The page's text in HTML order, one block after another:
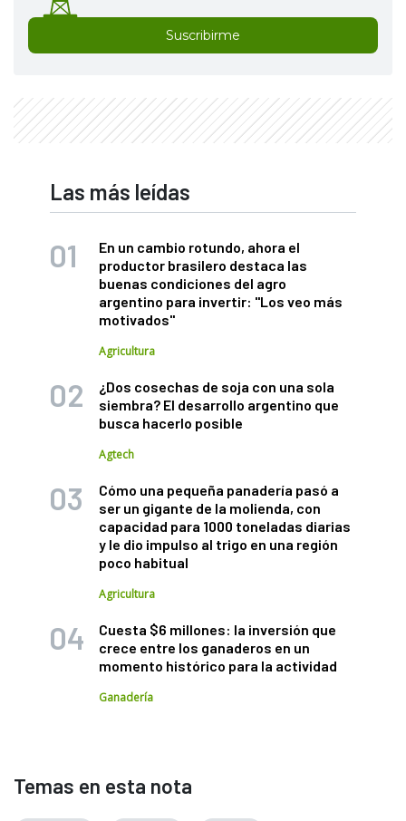
Suscribirme
Las más leídas
En un cambio rotundo, ahora el
productor brasilero destaca las
buenas condiciones del agro
argentino para invertir: "Los veo más
motivados"
Agricultura
¿Dos cosechas de soja con una sola
siembra? El desarrollo argentino que
busca hacerlo posible
Agtech
Cómo una pequeña panadería pasó a
ser un gigante de la molienda, con
capacidad para 1000 toneladas diarias
y le dio impulso al trigo en una región
poco habitual
Agricultura
Cuesta $6 millones: la inversión que
crece entre los ganaderos en un
momento histórico para la actividad
Ganadería
Temas en esta nota